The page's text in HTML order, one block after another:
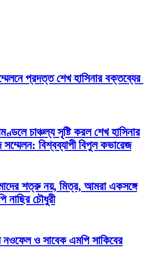
প্রদত্ত শেখ হাসিনার বক্তব্যের
চাঞ্চল্য সৃষ্টি করল শেখ হাসিনার
সম্মেলন: বিশ্বব্যাপী বিপুল কভারেজ
শত্রু নয়, মিত্র, আমরা একসঙ্গে
নাছির চৌধুরী
নওফেল ও সাবেক এমপি সাকিবের